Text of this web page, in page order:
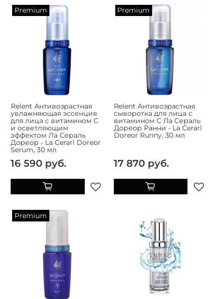
Premium
Relent Антивозрастная
увлажняющая эссенция
для лица с витамином С
и осветляющим
эффектом Ла Сераль
Дореор - La Cerarl Doreor
Serum, 30 мл
16 590 руб.
Premium
Relent Антивозрастная
сыворотка для лица с
витамином С Ла Сераль
Дореор Ранни - La Cerarl
Doreor Runny, 30 мл
17 870 руб.
Premium